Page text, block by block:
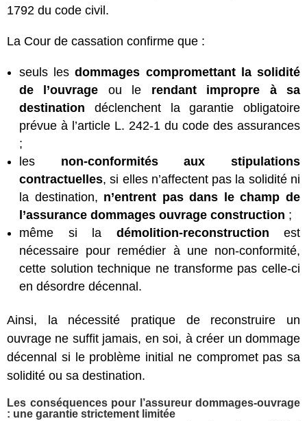
1792 du code civil.
La Cour de cassation confirme que :
seuls lesdommages compromettant la solidité
de l’ouvrage ou le rendant impropre à sa
destination déclenchent la garantie obligatoire
prévue à l’article L. 242-1 du code des assurances
;
les non-conformités aux stipulations
contractuelles, si elles n’affectent pas la solidité ni
la destination, n’entrent pas dans le champ de
l’assurance dommages ouvrage construction ;
même si la démolition-reconstruction est
nécessaire pour remédier à une non-conformité,
cette solution technique ne transforme pas celle-ci
en désordre décennal.
Ainsi, la nécessité pratique de reconstruire un
ouvrage ne suffit jamais, en soi, à créer un dommage
décennal si le problème initial ne compromet pas sa
solidité ou sa destination.
Les conséquences pour l’assureur dommages-ouvrage
: une garantie strictement limitée